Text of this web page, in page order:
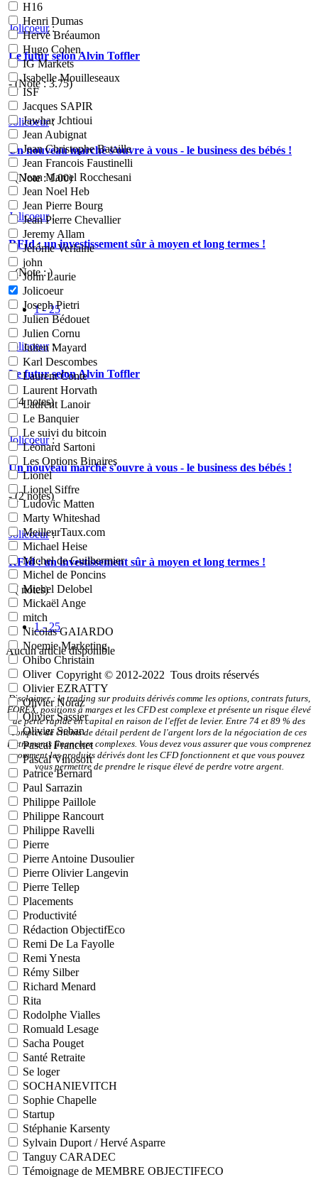
H16
Henri Dumas
Hervé Bréaumon
Hugo Cohen
IG Markets
Isabelle Mouilleseaux
ISF
Jacques SAPIR
Jawhar Jchtioui
Jean Aubignat
Jean Christophe Bataille
Jean Francois Faustinelli
Jean Marcel Rocchesani
Jean Noel Heb
Jean Pierre Bourg
Jean Pierre Chevallier
Jeremy Allam
Jérôme Verlaine
john
John Laurie
Jolicoeur
Joseph Pietri
Julien Bédouet
Julien Cornu
Julien Mayard
Karl Descombes
Laurent Conte
Laurent Horvath
Laurent Lanoir
Le Banquier
Le suivi du bitcoin
Léonard Sartoni
Les Options Binaires
Lionel
Lionel Siffre
Ludovic Matten
Marty Whiteshad
MeilleurTaux.com
Michael Heise
Michel de Guilhermier
Michel de Poncins
Michel Delobel
Mickaël Ange
mitch
Nicolas GAIARDO
Noemie Marketing
Ohibo Christain
Oliver
Olivier EZRATTY
Olivier Noraz
Olivier Sassier
Olivier Seban
Pascal Franchet
Pascal Vinosoft
Patrice Bernard
Paul Sarrazin
Philippe Paillole
Philippe Rancourt
Philippe Ravelli
Pierre
Pierre Antoine Dusoulier
Pierre Olivier Langevin
Pierre Tellep
Placements
Productivité
Rédaction ObjectifEco
Remi De La Fayolle
Remi Ynesta
Rémy Silber
Richard Menard
Rita
Rodolphe Vialles
Romuald Lesage
Sacha Pouget
Santé Retraite
Se loger
SOCHANIEVITCH
Sophie Chapelle
Startup
Stéphanie Karsenty
Sylvain Duport / Hervé Asparre
Tanguy CARADEC
Témoignage de MEMBRE OBJECTIFECO
Jolicoeur:
Le futur selon Alvin Toffler
- (Note :3.75)
Jolicoeur:
Un nouveau marché s'ouvre à vous - le business des bébés !
- (Note :1.00)
Jolicoeur:
RFId : un investissement sûr à moyen et long termes !
- (Note : )
1 - 25
Jolicoeur:
Le futur selon Alvin Toffler
- (4notes)
Jolicoeur:
Un nouveau marché s'ouvre à vous - le business des bébés !
- (2notes)
Jolicoeur:
RFId : un investissement sûr à moyen et long termes !
- ( notes)
1 - 25
Aucun article disponible
Copyright © 2012-2022 Tous droits réservés
Disclaimer : le trading sur produits dérivés comme les options, contrats futurs,
FOREX, positions à marges et les CFD est complexe et présente un risque élevé
de perte rapide en capital en raison de l'effet de levier. Entre 74 et 89 % des
comptes de clients de détail perdent de l'argent lors de la négociation de ces
instruments financiers complexes. Vous devez vous assurer que vous comprenez
comment les produits dérivés dont les CFD fonctionnent et que vous pouvez
vous permettre de prendre le risque élevé de perdre votre argent.